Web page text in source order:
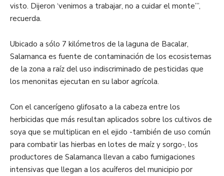
visto. Dijeron ‘venimos a trabajar, no a cuidar el monte’”,
recuerda.
Ubicado a sólo 7 kilómetros de la laguna de Bacalar,
Salamanca es fuente de contaminación de los ecosistemas
de la zona a raíz del uso indiscriminado de pesticidas que
los menonitas ejecutan en su labor agrícola.
Con el cancerígeno glifosato a la cabeza entre los
herbicidas que más resultan aplicados sobre los cultivos de
soya que se multiplican en el ejido -también de uso común
para combatir las hierbas en lotes de maíz y sorgo-, los
productores de Salamanca llevan a cabo fumigaciones
intensivas que llegan a los acuíferos del municipio por